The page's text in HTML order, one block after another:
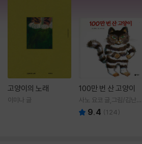
고양이의 노래
이미나 글
100만 번 산 고양이
사노 요코 글,그림/김난주
역 9.4 (124)